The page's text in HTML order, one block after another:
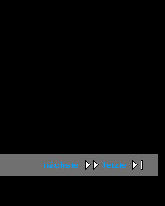
nächste letzte